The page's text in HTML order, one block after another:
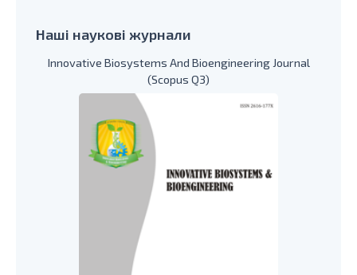
Наші наукові журнали
Innovative Biosystems And Bioengineering Journal
(Scopus Q3)